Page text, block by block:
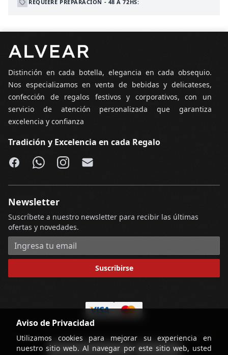
REQUIERE PREPARACIÓN - 48 A 72HS:
Aviso de Privacidad
Utilizamos cookies para mejorar su experiencia en
nuestro sitio web. Al navegar por este sitio web, usted
Distinción en cada botella, elegancia en cada obsequio.
Nos especializamos en venta de bebidas y delicateses,
confección de regalos festivos y corporativos, con un
servicio de atención personalizada que garantiza
excelencia y confianza
Tradición y Excelencia en cada Regalo
Facebook
WhatsApp
Instagram
Email
Newsletter
Suscríbete a nuestro newsletter para recibir las últimas
ofertas y novedades.
Dirección de correo electrónico
Suscribirse
Términos y Condiciones - Contáctenos